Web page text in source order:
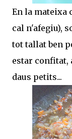
En la mateixa
cal n'afegiu),
tot tallat ben
estar confitat,
daus petits...